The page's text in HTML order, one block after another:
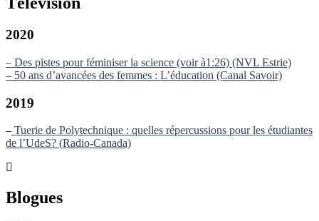
2020
– Des pistes pour féminiser la science (voir à1:26) (NVL Estrie)
– 50 ans d’avancées des femmes : L’éducation (Canal Savoir)
2019
– Tuerie de Polytechnique : quelles répercussions pour les étudiantes
de l’UdeS? (Radio-Canada)
Blogues